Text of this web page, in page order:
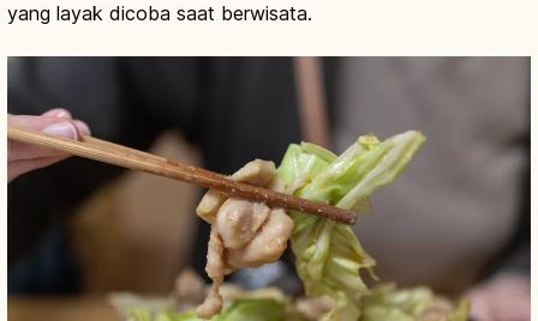
yang layak dicoba saat berwisata.